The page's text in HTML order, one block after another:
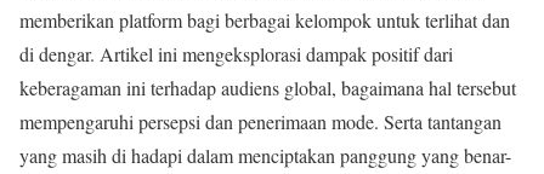
memberikan platform bagi berbagai kelompok untuk terlihat dan
di dengar. Artikel ini mengeksplorasi dampak positif dari
keberagaman ini terhadap audiens global, bagaimana hal tersebut
mempengaruhi persepsi dan penerimaan mode. Serta tantangan
yang masih di hadapi dalam menciptakan panggung yang benar-